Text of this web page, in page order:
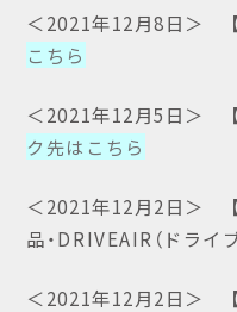
＜2021年12月8日＞
こちら
＜2021年12月5日＞
ク先はこちら
＜2021年12月2日＞
品・DRIVEAIR（ドライ
＜2021年12月2日＞